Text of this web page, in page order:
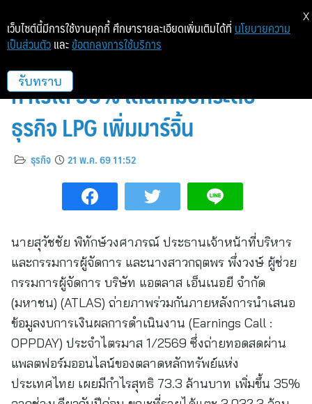
ATLAS โชว์ฟอร์มแกร่ง! Q1/69
กำไรโต 35% เดินเกมยกระดับ
ธุรกิจ LPG เพิ่มมาร์จิ้น
ธุรกิจ 21 พ.ค. 69 11:52
นายสุวัชชัย พิทักษ์วงศาภรณ์ ประธานเจ้าหน้าที่บริหาร
และกรรมการผู้จัดการ และนางสาวกฤตพร พึ่งวงษ์ ผู้ช่วย
กรรมการผู้จัดการ บริษัท แอตลาส เอ็นเนอยี จำกัด
(มหาชน) (ATLAS) ถ่ายภาพร่วมกันภายหลังการนำเสนอ
ข้อมูลงบการเงินผลการดำเนินงาน (Earnings Call :
OPPDAY) ประจำไตรมาส 1/2569 ซึ่งถ่ายทอดสดผ่าน
แพลตฟอร์มออนไลน์ของตลาดหลักทรัพย์แห่ง
ประเทศไทย เผยมีกำไรสุทธิ 73.3 ล้านบาท เพิ่มขึ้น 35%
เว็บไซต์นี้มีการใช้งานคุกกี้ ศึกษารายละเอียดเพิ่มเติมได้ที่ นโยบายความ
เป็นส่วนตัว และ ข้อตกลงการใช้บริการ
รับทราบ
X